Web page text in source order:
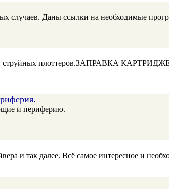
случаев. Даны ссылки на необходимые
и струйных плоттеров.ЗАПРАВКА
и периферию.
и так далее. Всё самое интересное и